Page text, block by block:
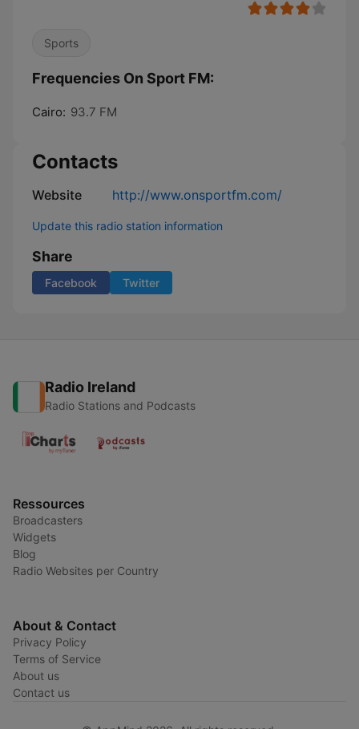
Sports
Frequencies On Sport FM:
Cairo: 93.7 FM
Contacts
Website http://www.onsportfm.com/
Update this radio station information
Share
Facebook Twitter
Radio Ireland
Radio Stations and Podcasts
Ressources
Broadcasters
Widgets
Blog
Radio Websites per Country
About & Contact
Privacy Policy
Terms of Service
About us
Contact us